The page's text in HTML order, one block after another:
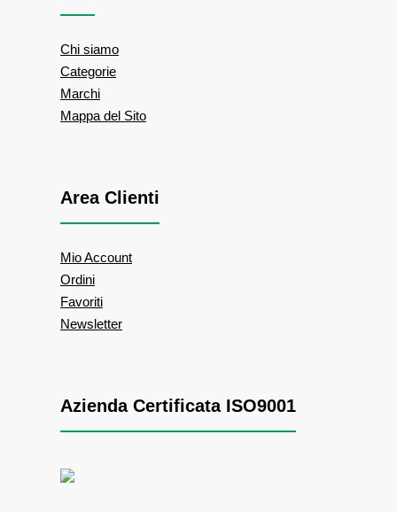
Chi siamo
Categorie
Marchi
Mappa del Sito
Area Clienti
Mio Account
Ordini
Favoriti
Newsletter
Azienda Certificata ISO9001